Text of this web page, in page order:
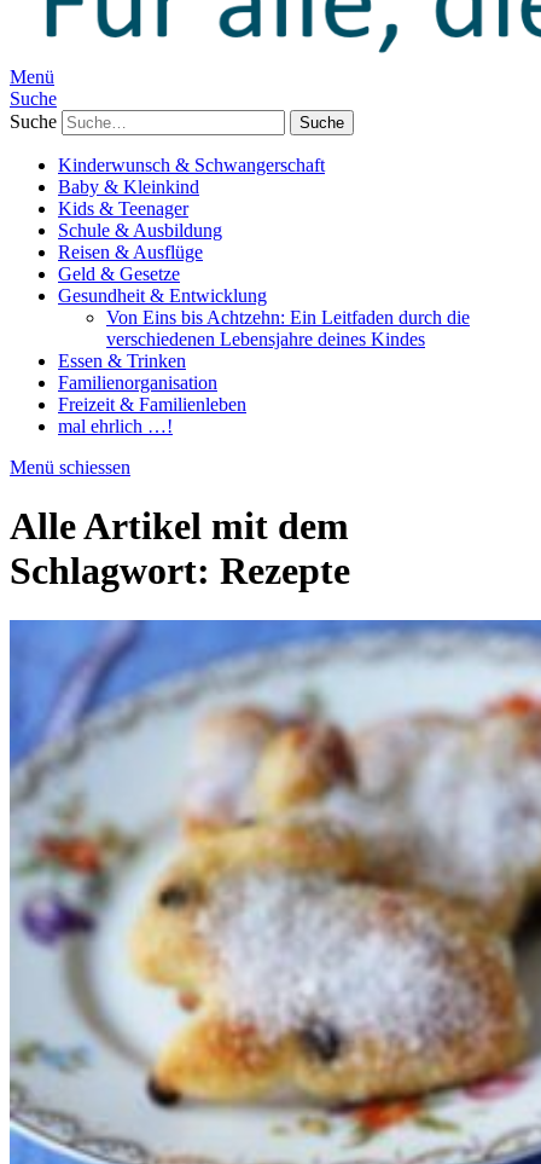
Menü
Suche
Suche
Kinderwunsch & Schwangerschaft
Baby & Kleinkind
Kids & Teenager
Schule & Ausbildung
Reisen & Ausflüge
Geld & Gesetze
Gesundheit & Entwicklung
Von Eins bis Achtzehn: Ein Leitfaden durch die
verschiedenen Lebensjahre deines Kindes
Essen & Trinken
Familienorganisation
Freizeit & Familienleben
mal ehrlich …!
Menü schiessen
Alle Artikel mit dem
Schlagwort: Rezepte